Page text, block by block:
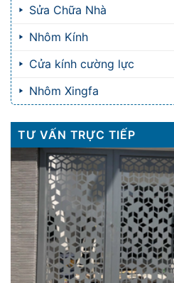
Sửa Chữa Nhà
Nhôm Kính
Cửa kính cường lực
Nhôm Xingfa
TƯ VẤN TRỰC TIẾP